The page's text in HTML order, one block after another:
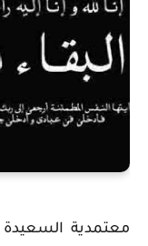
معتمدية السعيدة